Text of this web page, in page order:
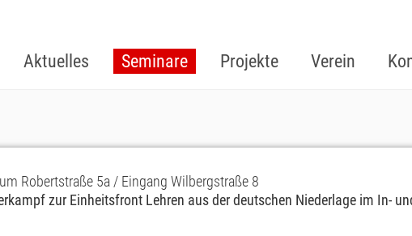
Aktuelles Seminare Projekte Verein
Robertstraße 5a / Eingang Wilbergstraße 8
zur Einheitsfront Lehren aus der deutschen Niederlage im In-